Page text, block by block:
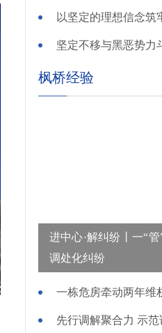
枫桥经验
进中心·解纠纷丨一“
调处化纠纷
先行调解聚合力 示